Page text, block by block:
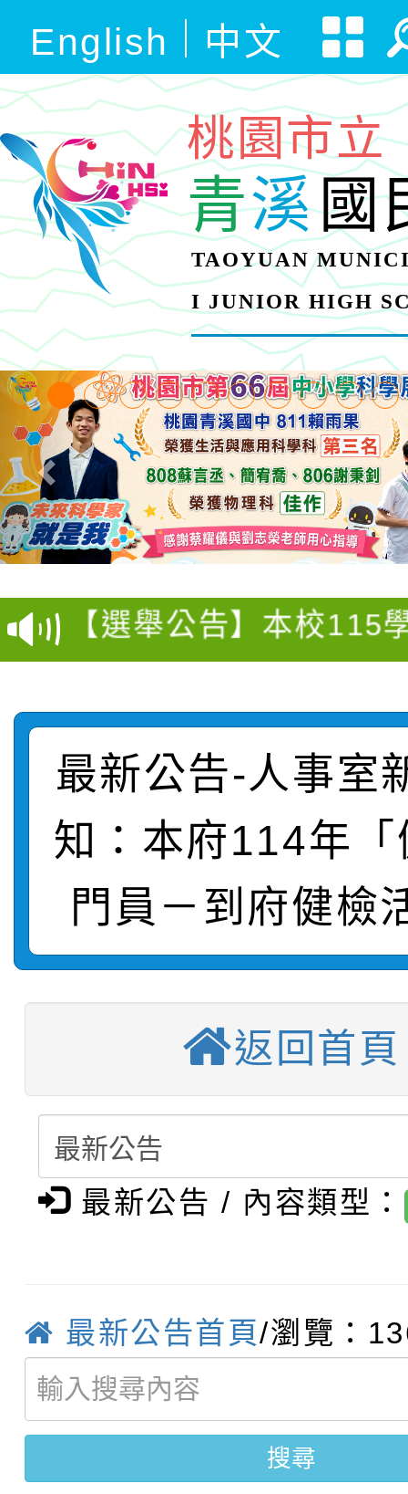
English 中文
桃園市立
青溪國
TAOYUAN
I JUNIOR HIGH
衛生福利部疾病管制署
月3日至9月21日辦理
用，防疫一體齊行動」
動
推廣本市公共運輸服務
屬員工、師生及家長
「我的減碳存摺2.0」
【選舉公告】本校115
評審委員會」及「教師
員會」之票選委員選舉
【甄選結果(第13招)】
學年度第1學期第7次代
結果(第13招)
【甄選結果(第5招)】
學年度第1學期第9次代
結果(第5招)
【甄選結果(第4招)】
學年度第1學期第9次
結果(第4招)
學年度第1學期第7次代
結果(第12招)
轉知：桃園市115學年
賽及師生本土語及新住
賽實施要點
轉知：「桃園市115學
比賽實施要點」
轉知：「115年金融知
動辦法」
衛生福利部疾病管制署
月3日至9月21日辦理
用，防疫一體齊行動」
動
推廣本市公共運輸服務
屬員工、師生及家長
「我的減碳存摺2.0」
【選舉公告】本校115
評審委員會」及「教師
員會」之票選委員選舉
【甄選結果(第13招)】
學年度第1學期第7次代
【甄選結果(第5招)】
結果(第5招)
學年度第1學期第9次代
結果(第4招)
【甄選結果(第12招)】
學年度第1學期第7次代
結果(第12招)
轉知：桃園市115學年
賽及師生本土語及新住
轉知：「桃園市115學
比賽實施要點」
轉知：「115年金融知
最新公告-人事室
知：本府114年「
門員－到府健檢
返回首頁
最新公告 / 內容類型：
最新公告首頁/瀏覽：
搜尋